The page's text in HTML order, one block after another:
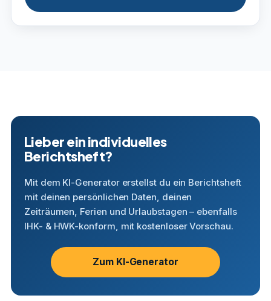
Lieber ein individuelles
Berichtsheft?
Mit dem KI-Generator erstellst du ein Berichtsheft
mit deinen persönlichen Daten, deinen
Zeiträumen, Ferien und Urlaubstagen – ebenfalls
IHK- & HWK-konform, mit kostenloser Vorschau.
Zum KI-Generator